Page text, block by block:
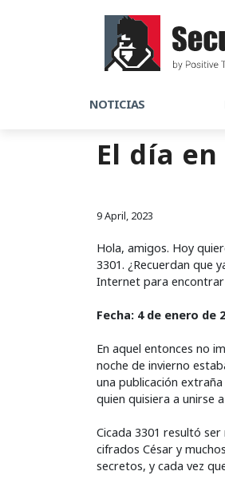
NOTICIAS
El día
9 April, 2023
Hola, amigos. Hoy
3301. ¿Recuerdan que
Internet para
Fecha: 4 de enero de
En aquel entonces no
noche de invierno
una publicación
quien quisiera a unirse
Cicada 3301 resultó
cifrados César y
secretos, y cada vez